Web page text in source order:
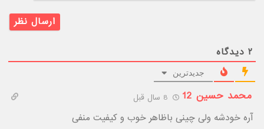
۲ دیدگاه
جدیدترین
محمد حسین 12
آره خودشه ولی چینی باظاهر خوب و کیفیت منفی